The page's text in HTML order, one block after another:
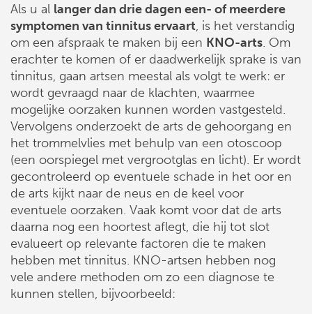
Als u al langer dan drie dagen een- of meerdere
symptomen van tinnitus ervaart, is het verstandig
om een afspraak te maken bij een KNO-arts. Om
erachter te komen of er daadwerkelijk sprake is van
tinnitus, gaan artsen meestal als volgt te werk: er
wordt gevraagd naar de klachten, waarmee
mogelijke oorzaken kunnen worden vastgesteld.
Vervolgens onderzoekt de arts de gehoorgang en
het trommelvlies met behulp van een otoscoop
(een oorspiegel met vergrootglas en licht). Er wordt
gecontroleerd op eventuele schade in het oor en
de arts kijkt naar de neus en de keel voor
eventuele oorzaken. Vaak komt voor dat de arts
daarna nog een hoortest aflegt, die hij tot slot
evalueert op relevante factoren die te maken
hebben met tinnitus. KNO-artsen hebben nog
vele andere methoden om zo een diagnose te
kunnen stellen, bijvoorbeeld: